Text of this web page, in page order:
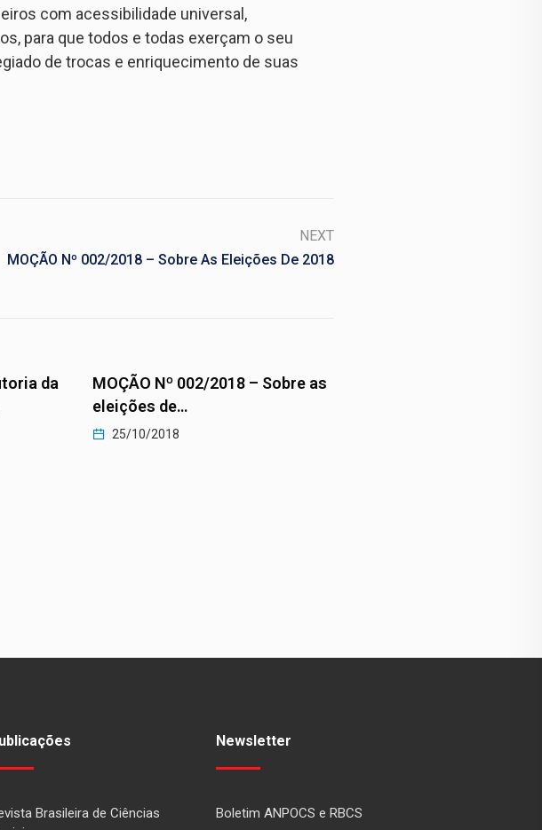
com acessibilidade universal,
para que todos e todas exerçam o seu
de trocas e enriquecimento de suas
NEXT
MOÇÃO Nº 002/2018 – Sobre As Eleições De 2018
da
MOÇÃO Nº 002/2018 – Sobre as
eleições de…
25/10/2018
Brasileira de Ciências
Newsletter
Boletim ANPOCS e RBCS